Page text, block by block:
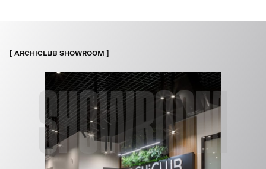
SHOWROOM
ARCHICLUB SHOWROOM